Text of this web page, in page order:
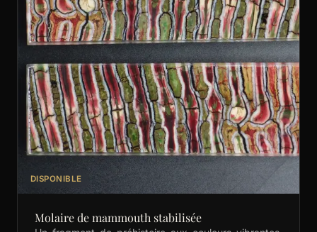
DISPONIBLE
Molaire de mammouth stabilisée